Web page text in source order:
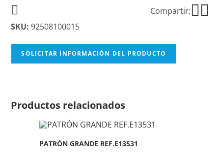
Compartir:
SKU: 92508100015
SOLICITAR INFORMACIÓN DEL PRODUCTO
Productos relacionados
PATRÓN GRANDE REF.E13531